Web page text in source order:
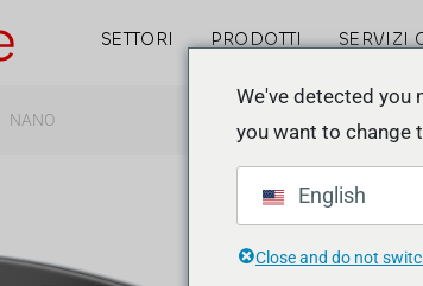
SETTORI PRODOTTI SERVIZI
NANO
We've detected you
you want to change
English
Close and do not